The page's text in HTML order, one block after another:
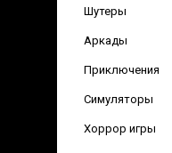
Шутеры
Аркады
Приключения
Симуляторы
Хоррор игры